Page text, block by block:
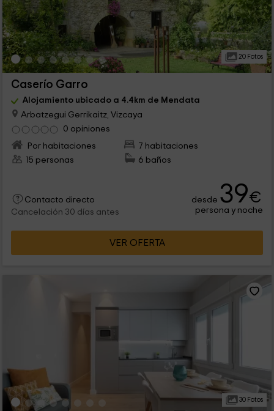
20 Fotos
Caserío Garro
Alojamiento ubicado a 4.4km de Mendata
Arbatzegui Gerrikaitz, Vizcaya
0 opiniones
Por habitaciones
7 habitaciones
15 personas
6 baños
Contacto directo
Cancelación 30 días antes
desde 39€
persona y noche
VER OFERTA
30 Fotos